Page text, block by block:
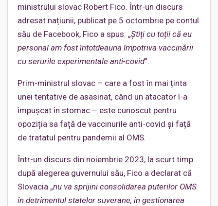
ministrului slovac Robert Fico. Într-un discurs
adresat națiunii, publicat pe 5 octombrie pe contul
său de Facebook, Fico a spus: „Știți cu toții că eu
personal am fost întotdeauna împotriva vaccinării
cu serurile experimentale anti-covid”.
Prim-ministrul slovac – care a fost în mai ținta
unei tentative de asasinat, când un atacator l-a
împușcat în stomac – este cunoscut pentru
opoziția sa față de vaccinurile anti-covid și față
de tratatul pentru pandemii al OMS.
Într-un discurs din noiembrie 2023, la scurt timp
după alegerea guvernului său, Fico a declarat că
Slovacia „nu va sprijini consolidarea puterilor OMS
în detrimentul statelor suverane, în gestionarea